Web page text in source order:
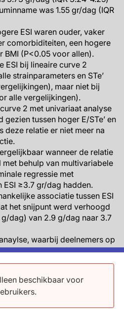
beschikbaar voor
was 1.55 gr/dag (IQR
ESI waren ouder, vaker
comorbiditeiten, een hogere
BMI (P<0.05 voor allen).
ESI bij lineaire curve 2
strainparameters en STe’
maar niet bij
alle vergelijkingen).
2 met univariaat analyse
gezien tussen hoger E/STe’ en
deze relatie er niet meer na
wanneer de relatie
behulp van multivariabele
regressie met
ESI ≥3.7 gr/dag hadden.
associatie tussen ESI
het snijpunt werd verhoogd
g/dag) van 2.9 g/dag naar 3.7
waarbij deelnemers op
bleef de
en circumferentiële strain
werden de associaties
circumferentiële strain
aanwezigheid van laag